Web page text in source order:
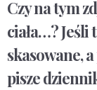
Czy na tym
ciała…? Jeśli
skasowane,
pisze